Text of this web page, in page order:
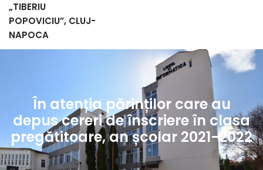
„TIBERIU
POPOVICIU”, CLUJ-
NAPOCA
În atenția părinților care au
depus cereri de înscriere în clasa
pregătitoare, an școlar 2021-2022